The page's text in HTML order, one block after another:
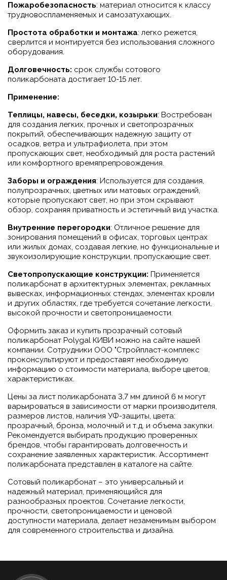
Пожаробезопасность: материал относится к классу
трудновоспламеняемых и самозатухающих.
Простота обработки и монтажа: легко режется,
сверлится и монтируется без использования сложного
оборудования.
Долговечность: срок службы сотового
поликарбоната достигает 10-15 лет.
Применение:
Теплицы, навесы, беседки, козырьки: Востребован
для создания легких, прочных и светопрозрачных
покрытий, обеспечивающих надежную защиту от
осадков, ветра и ультрафиолета, при этом
пропускающих свет, необходимый для роста растений
или комфортного времяпрепровождения.
Заборы и ограждения: Используется для создания,
полупрозрачных, цветных или матовых ограждений,
которые пропускают свет, но при этом скрывают
обзор, сохраняя приватность и эстетичный вид участка.
Внутренние перегородки: Отличное решение для
зонирования помещений в офисах, торговых центрах
или жилых домах, создавая легкие, но функциональные и
звукоизолирующие конструкции, пропускающие свет.
Светопропускающие конструкции: Применяется
поликарбонат в архитектурных элементах, рекламных
вывесках, информационных стендах, элементах кровли
и других областях, где требуется сочетание легкости,
высокой прочности и светопроницаемости.
Оформить заказ и купить прозрачный сотовый
поликарбонат Polygal КИВИ можно на сайте нашей
компании. Сотрудники ООО "Стройпласт-комплекс
проконсультируют и предоставят необходимую
информацию о стоимости материала, выборе цветов,
характеристиках.
Цены за лист поликарбоната 3,7 мм длиной 6 м могут
варьироваться в зависимости от марки производителя,
размеров листов, наличия УФ-защиты, цвета:
прозрачный, бронза, молочный и т.д. и объема закупки.
Рекомендуется выбирать продукцию проверенных
брендов, чтобы гарантировать долговечность и
сохранение заявленных характеристик. Ассортимент
поликарбоната представлен в каталоге на сайте.
Сотовый поликарбонат – это универсальный и
надежный материал, применяющийся для
разнообразных проектов. Сочетание легкости,
прочности, светопроницаемости и ценовой
доступности материала, делает незаменимым выбором
для современного строительства и дизайна.